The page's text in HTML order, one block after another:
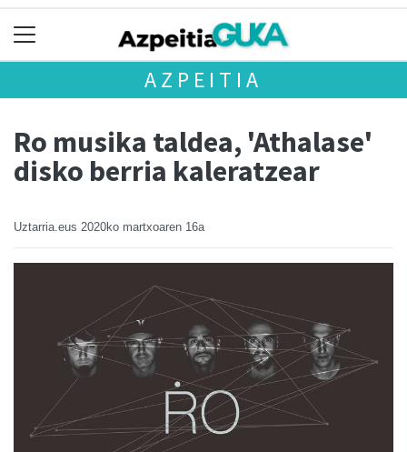
AZPEITIA
Ro musika taldea, 'Athalase'
disko berria kaleratzear
Uztarria.eus 2020ko martxoaren 16a